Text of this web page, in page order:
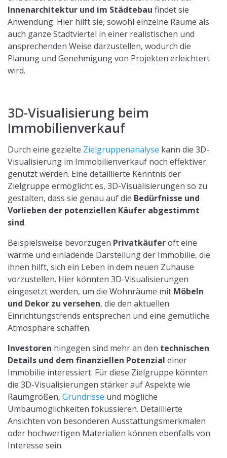
Innenarchitektur und im Städtebau findet sie
Anwendung. Hier hilft sie, sowohl einzelne Räume als
auch ganze Stadtviertel in einer realistischen und
ansprechenden Weise darzustellen, wodurch die
Planung und Genehmigung von Projekten erleichtert
wird.
3D-Visualisierung beim
Immobilienverkauf
Durch eine gezielte Zielgruppenanalyse kann die 3D-
Visualisierung im Immobilienverkauf noch effektiver
genutzt werden. Eine detaillierte Kenntnis der
Zielgruppe ermöglicht es, 3D-Visualisierungen so zu
gestalten, dass sie genau auf die Bedürfnisse und
Vorlieben der potenziellen Käufer abgestimmt
sind.
Beispielsweise bevorzugen Privatkäuferoft eine
warme und einladende Darstellung der Immobilie, die
ihnen hilft, sich ein Leben in dem neuen Zuhause
vorzustellen. Hier könnten 3D-Visualisierungen
eingesetzt werden, um die Wohnräume mit Möbeln
und Dekor zu versehen, die den aktuellen
Einrichtungstrends entsprechen und eine gemütliche
Atmosphäre schaffen.
Investoren hingegen sind mehr an den technischen
Details und dem finanziellen Potenzial einer
Immobilie interessiert. Für diese Zielgruppe könnten
die 3D-Visualisierungen stärker auf Aspekte wie
Raumgrößen, Grundrisse und mögliche
Umbaumöglichkeiten fokussieren. Detaillierte
Ansichten von besonderen Ausstattungsmerkmalen
oder hochwertigen Materialien können ebenfalls von
Interesse sein.